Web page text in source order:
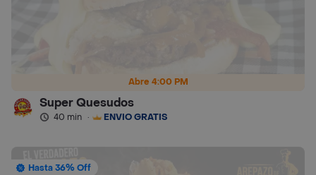
Abre 4:00 PM
Super Quesudos
40 min · ENVÍO GRATIS
Hasta 36% Off